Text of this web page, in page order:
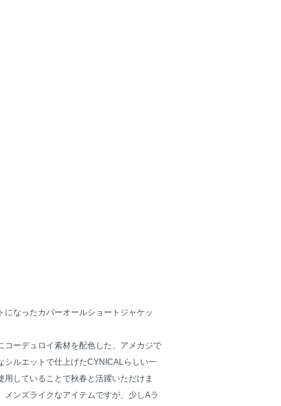
になったカバーオールショートジャケッ
コーデュロイ素材を配色した、アメカジで
シルエットで仕上げたCYNICALらしい一
していることで秋春と活躍いただけま
ンズライクなアイテムですが、少しAラ